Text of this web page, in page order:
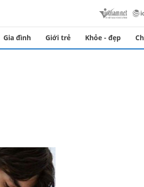
Gia đình Giới trẻ Khỏe - đẹp